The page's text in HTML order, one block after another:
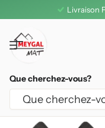
Livraison
Que cherchez-vous?
LAME SCIE
JAPONAISE